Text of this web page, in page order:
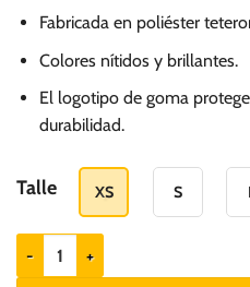
Fabricada en poliéster
Colores nítidos y brillantes.
El logotipo de goma
durabilidad.
Talle XS S
ZEEDOG Correa para perros